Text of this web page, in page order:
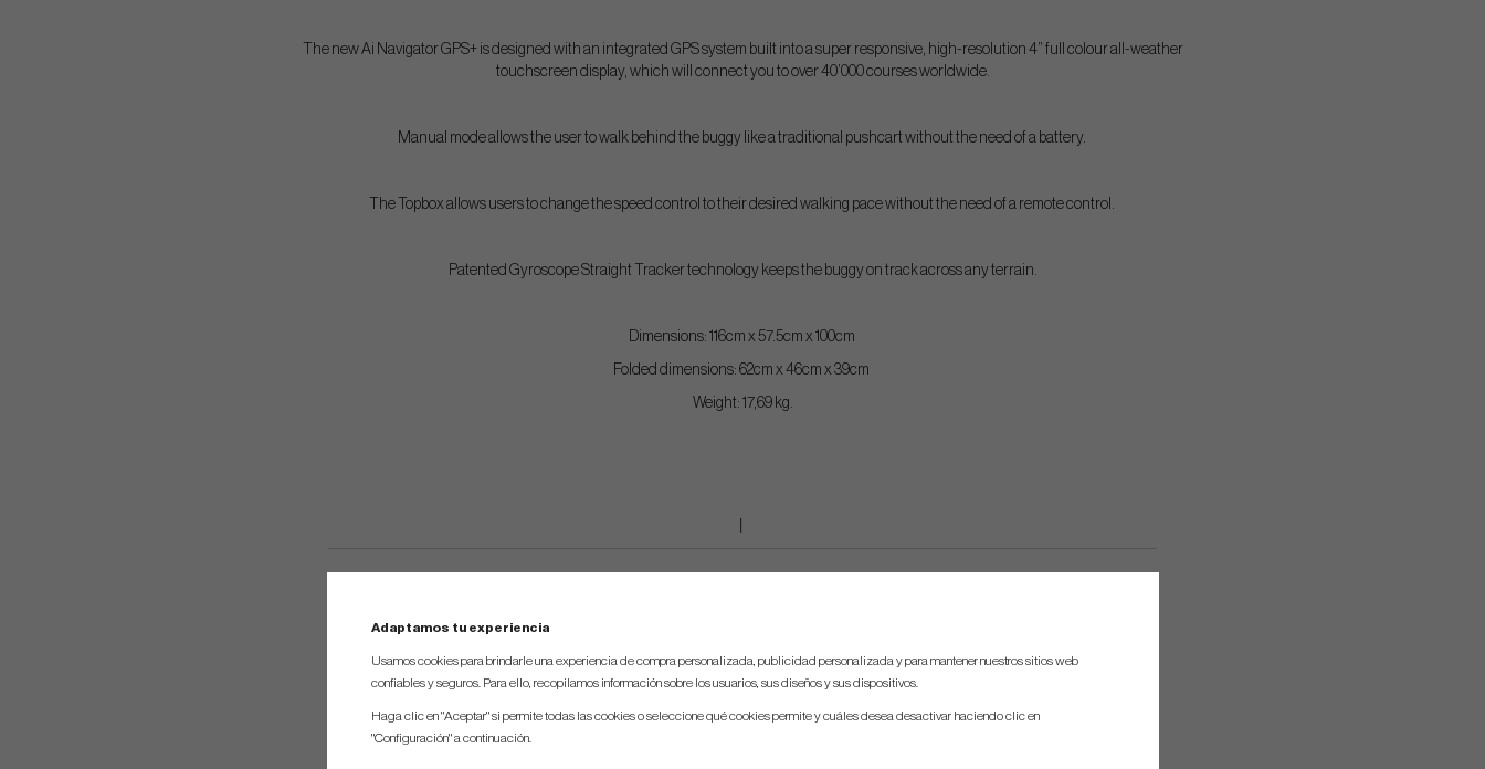
The new Ai Navigator GPS+ is designed with an integrated GPS system built into a super responsive, high-resolution 4” full colour all-weather
touchscreen display, which will connect you to over 40’000 courses worldwide.
Manual mode allows the user to walk behind the buggy like a traditional pushcart without the need of a battery.
The Topbox allows users to change the speed control to their desired walking pace without the need of a remote control.
Patented Gyroscope Straight Tracker technology keeps the buggy on track across any terrain.
Dimensions: 116cm x 57.5cm x 100cm
Folded dimensions: 62cm x 46cm x 39cm
Weight: 17,69 kg.
Adaptamos tu experiencia
Usamos cookies para brindarle una experiencia de compra personalizada, publicidad personalizada y para mantener nuestros sitios web
confiables y seguros. Para ello, recopilamos información sobre los usuarios, sus diseños y sus dispositivos.
Haga clic en "Aceptar" si permite todas las cookies o seleccione qué cookies permite y cuáles desea desactivar haciendo clic en
"Configuración" a continuación.